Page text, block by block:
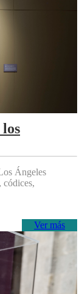
Ángeles
Ver más